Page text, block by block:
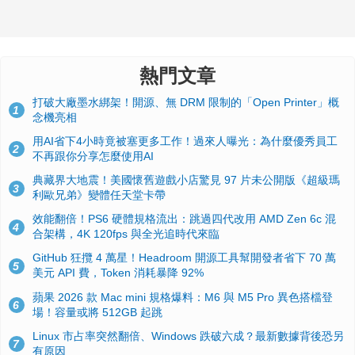
熱門文章
1
打破大廠墨水綁架！開源、無 DRM 限制的「Open Printer」概
念機亮相
2
用AI省下4小時竟被塞更多工作！過來人曝光：為什麼優秀員工
不再跟你分享怎麼使用AI
3
典藏界大地震！美國懷舊遊戲小店驚見 97 片未公開版《超級瑪
利歐兄弟》變體任天堂卡帶
4
效能翻倍！PS6 硬體規格流出：跳過四代改用 AMD Zen 6c 混
合架構，4K 120fps 與全光追時代來臨
5
GitHub 狂攬 4 萬星！Headroom 開源工具幫開發者省下 70 萬
美元 API 費，Token 消耗暴降 92%
6
蘋果 2026 款 Mac mini 規格爆料：M6 與 M5 Pro 異色搭檔登
場！容量或將 512GB 起跳
7
Linux 市占率突然翻倍、Windows 跌破六成？最新數據背後恐另
有原因